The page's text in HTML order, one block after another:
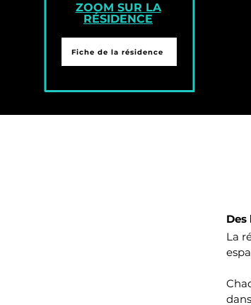
ZOOM SUR LA
RÉSIDENCE
Fiche de la résidence
La